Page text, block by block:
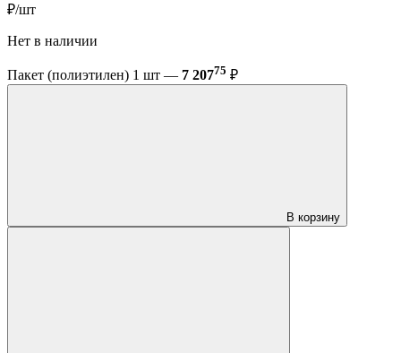
₽/шт
Нет в наличии
Пакет (полиэтилен) 1 шт — 7 20775 ₽
В корзину